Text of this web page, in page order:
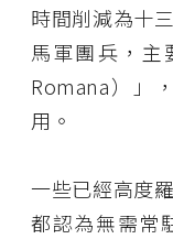
時間削減為十
馬軍團兵，主
Romana）」
用。
一些已經高度
都認為無需常